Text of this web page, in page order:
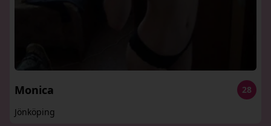
Monica
28
Jönköping